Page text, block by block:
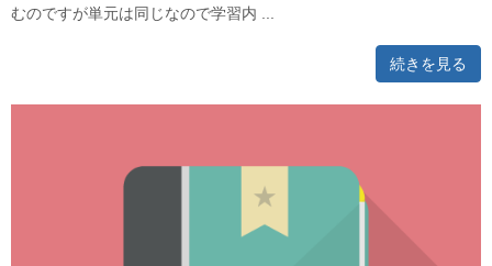
むのですが単元は同じなので学習内 ...
続きを見る